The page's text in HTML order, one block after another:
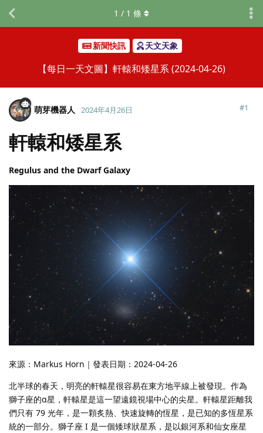
新聞快訊 天文天象
【每日一天文圖】軒轅和矮星系 (2024-04-26)
1 / 1 條
萌芽機器人 2024年4月26日 #1
軒轅和矮星系
Regulus and the Dwarf Galaxy
來源：Markus Horn｜發表日期：2024-04-26
北半球的春天，明亮的軒轅星很容易在東方地平線上被發現。作為
獅子座的α星，軒轅星是這一望遠鏡視場中心的尖星。軒轅星距離我
們只有 79 光年，是一顆炙熱、快速旋轉的恆星，是已知的多恆星系
統的一部分。獅子座 I 是一個矮球狀星系，是以銀河系和仙女座星